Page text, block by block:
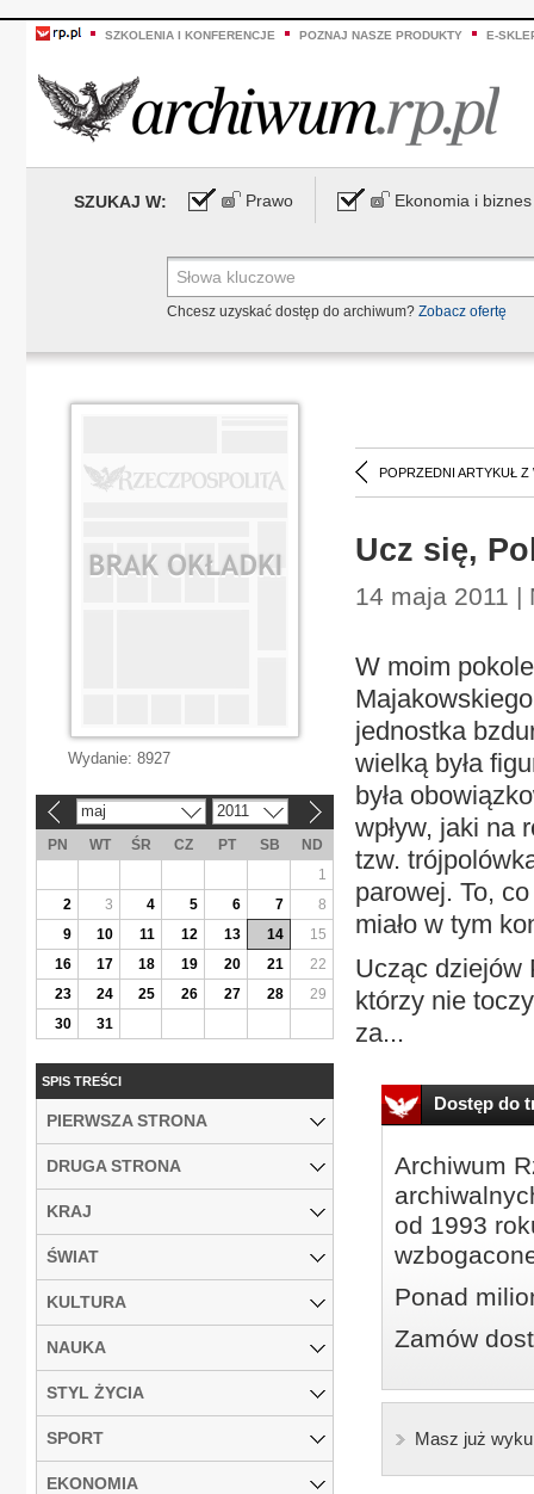
SZKOLENIA I KONFERENCJE POZNAJ NASZE PRODUKTY E-
SZUKAJ W: Prawo Ekonomia i biznes
Chcesz uzyskać dostęp do archiwum? Zobacz ofertę
POPRZEDNI ARTYKUŁ Z
Ucz się,
14 maja 2011 |
W moim
jednostka
wielką była
była
wpływ, jaki na
tzw.
parowej. To,
miało w tym
Ucząc dziejów
którzy nie
za...
Dostęp do
Archiwum
od 1993
Ponad
Zamów
Masz już
Wydanie: 8927
maj 2011
PN WT ŚR CZ PT SB
ND
1
2
3 4 5 6 7
8
9
10 11 12 13 14
15
16
17 18 19 20 21
22
23
24 25 26 27 28
29
30
31
SPIS TREŚCI
PIERWSZA STRONA
DRUGA STRONA
KRAJ
ŚWIAT
KULTURA
NAUKA
STYL ŻYCIA
SPORT
EKONOMIA